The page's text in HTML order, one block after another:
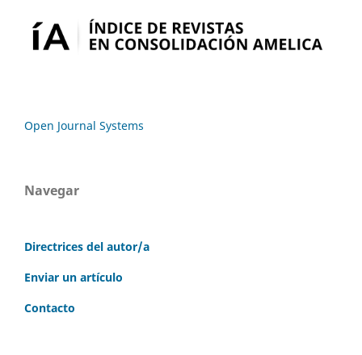
Open Journal Systems
Navegar
Directrices del autor/a
Enviar un artículo
Contacto